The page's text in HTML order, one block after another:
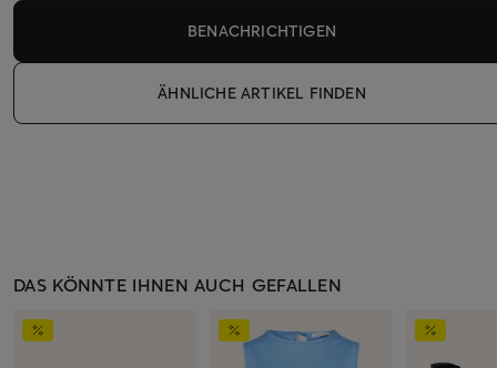
BENACHRICHTIGEN
ÄHNLICHE ARTIKEL FINDEN
DAS KÖNNTE IHNEN AUCH GEFALLEN